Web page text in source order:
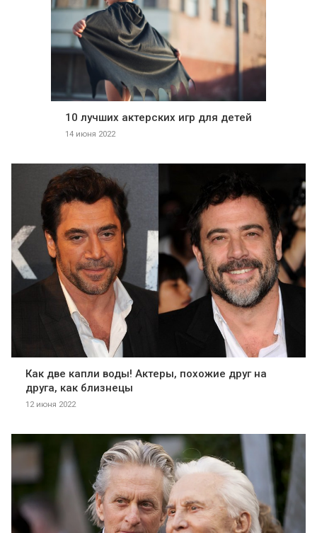
10 лучших актерских игр для детей
14 июня 2022
Как две капли воды! Актеры, похожие друг на
друга, как близнецы
12 июня 2022